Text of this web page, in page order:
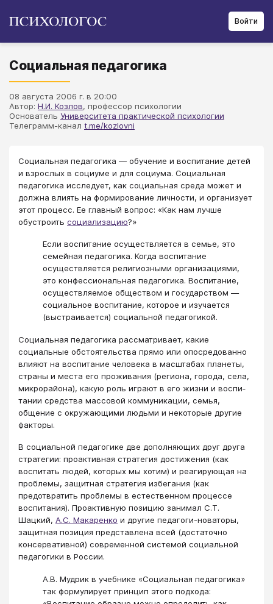
Войти
Социальная педагогика
08 августа 2006 г. в 20:00
Автор: Н.И. Козлов, профессор психологии
Основатель Университета практической психологии
Телеграмм-канал t.me/kozlovni
Социальная педагогика — обучение и воспитание детей
и взрослых в социуме и для социума. Социальная
педагогика исследует, как социальная среда может и
должна влиять на формирование личности, и организует
этот процесс. Ее главный вопрос: «Как нам лучше
обустроить социализацию?»
Если воспитание осуществляется в семье, это
семейная педагогика. Когда воспитание
осуществляется религиозными организациями,
это конфессиональная педагогика. Воспитание,
осуществляемое обществом и государством —
социальное воспитание, которое и изучается
(выстраивается) социальной педагогикой.
Социальная педагогика рассматривает, какие
социальные обстоятельства прямо или опосредованно
влияют на воспитание человека в мас­штабах планеты,
страны и места его проживания (региона, горо­да, села,
микрорайона), какую роль играют в его жизни и воспи­
тании средства массовой коммуникации, семья,
общение с окру­жающими людьми и некоторые другие
факторы.
В социальной педагогике две дополняющих друг друга
стратегии: проактивная стратегия достижения (как
воспитать людей, которых мы хотим) и реагирующая на
проблемы, защитная стратегия избегания (как
предотвратить проблемы в естественном процессе
воспитания). Проактивную позицию занимал С.Т.
Шацкий, А.С. Макаренко и другие педагоги-новаторы,
защитная позиция представлена всей (достаточно
консервативной) современной системой социальной
педагогики в России.
А.В. Мудрик в учебнике «Социальная педагогика»
так формулирует принцип этого подхода: